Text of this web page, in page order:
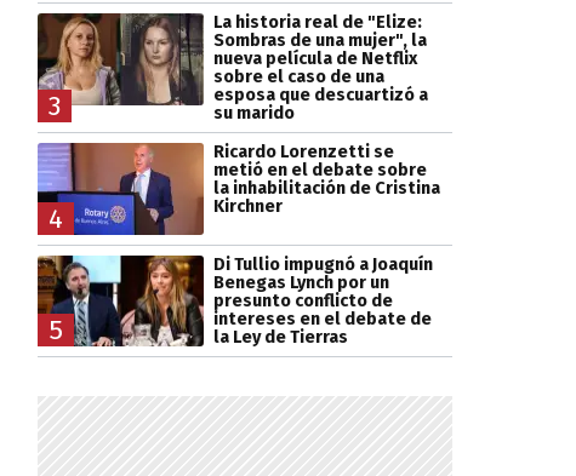
3
La historia real de "Elize:
Sombras de una mujer", la
nueva película de Netflix
sobre el caso de una
esposa que descuartizó a
su marido
4
Ricardo Lorenzetti se
metió en el debate sobre
la inhabilitación de Cristina
Kirchner
5
Di Tullio impugnó a Joaquín
Benegas Lynch por un
presunto conflicto de
intereses en el debate de
la Ley de Tierras